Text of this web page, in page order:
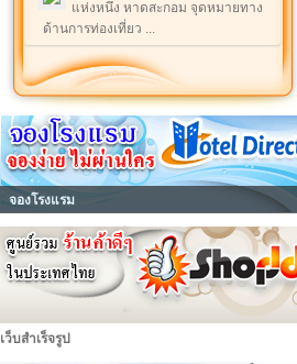
แห่งหนึ่ง หาดสะกอม จุดหมายทาง
ด้านการท่องเที่ยว ...
จองโรงแรม
เว็บสำเร็จรูป